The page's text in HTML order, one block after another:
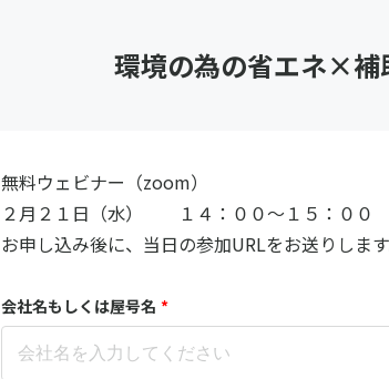
環境の為の省エネ×補
無料ウェビナー（zoom）
２月２１日（水） １４：００～１５：００
お申し込み後に、当日の参加URLをお送りします
会社名もしくは屋号名 *